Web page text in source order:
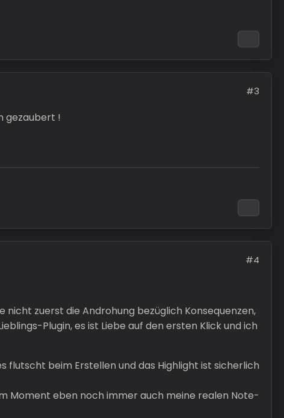
#3
gezaubert !
#4
nicht zuerst die Androhung bezüglich Konsequenzen,
Plugin, es ist Liebe auf den ersten Klick und ich
flutscht beim Erstellen und das Highlight ist sicherlich
Moment eben noch immer auch meine realen Note-